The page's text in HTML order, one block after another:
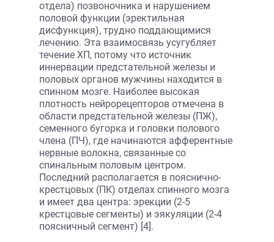
отдела) позвоночника и нарушением
половой функции (эректильная
дисфункция), трудно поддающимися
лечению. Эта взаимосвязь усугубляет
течение ХП, потому что источник
иннервации предстательной железы и
половых органов мужчины находится в
спинном мозге. Наиболее высокая
плотность нейрорецепторов отмечена в
области предстательной железы (ПЖ),
семенного бугорка и головки полового
члена (ПЧ), где начинаются афферентные
нервные волокна, связанные со
спинальным половым центром.
Последний располагается в пояснично-
крестцовых (ПК) отделах спинного мозга
и имеет два центра: эрекции (2-5
крестцовые сегменты) и эякуляции (2-4
поясничный сегмент) [4].